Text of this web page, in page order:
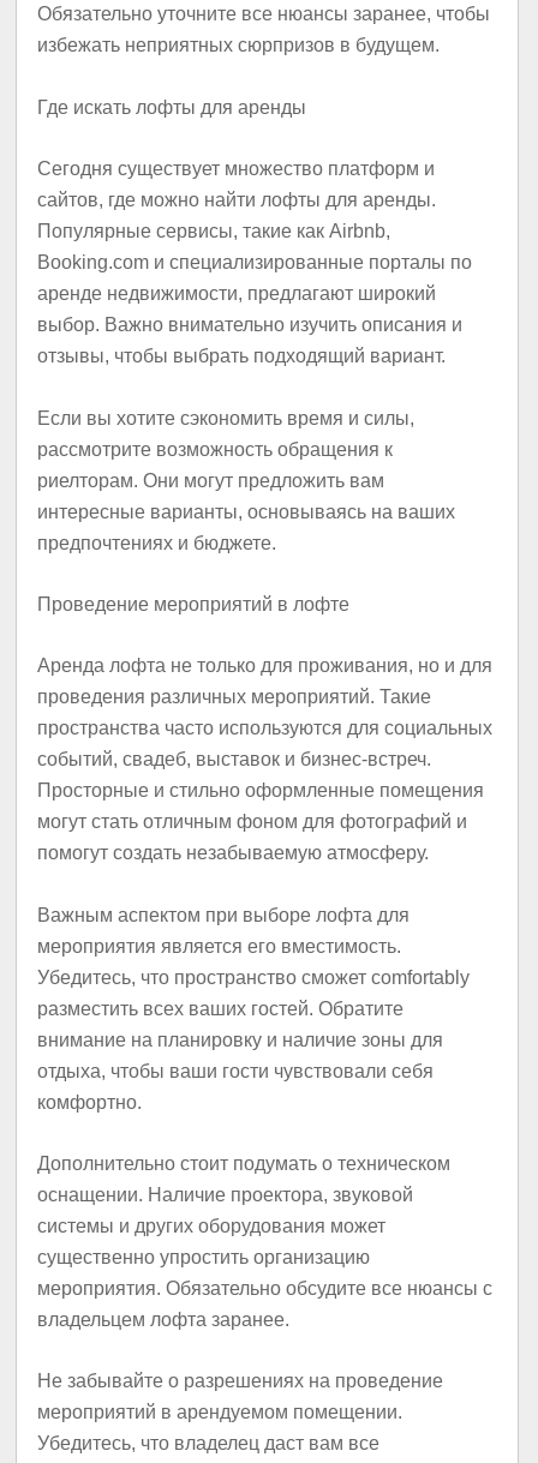
Обязательно уточните все нюансы заранее, чтобы
избежать неприятных сюрпризов в будущем.
Где искать лофты для аренды
Сегодня существует множество платформ и
сайтов, где можно найти лофты для аренды.
Популярные сервисы, такие как Airbnb,
Booking.com и специализированные порталы по
аренде недвижимости, предлагают широкий
выбор. Важно внимательно изучить описания и
отзывы, чтобы выбрать подходящий вариант.
Если вы хотите сэкономить время и силы,
рассмотрите возможность обращения к
риелторам. Они могут предложить вам
интересные варианты, основываясь на ваших
предпочтениях и бюджете.
Проведение мероприятий в лофте
Аренда лофта не только для проживания, но и для
проведения различных мероприятий. Такие
пространства часто используются для социальных
событий, свадеб, выставок и бизнес-встреч.
Просторные и стильно оформленные помещения
могут стать отличным фоном для фотографий и
помогут создать незабываемую атмосферу.
Важным аспектом при выборе лофта для
мероприятия является его вместимость.
Убедитесь, что пространство сможет comfortably
разместить всех ваших гостей. Обратите
внимание на планировку и наличие зоны для
отдыха, чтобы ваши гости чувствовали себя
комфортно.
Дополнительно стоит подумать о техническом
оснащении. Наличие проектора, звуковой
системы и других оборудования может
существенно упростить организацию
мероприятия. Обязательно обсудите все нюансы с
владельцем лофта заранее.
Не забывайте о разрешениях на проведение
мероприятий в арендуемом помещении.
Убедитесь, что владелец даст вам все